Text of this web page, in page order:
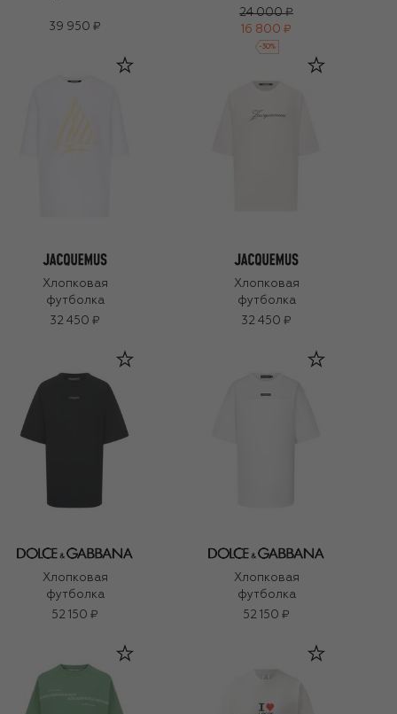
39 950 ₽
24 000 ₽
16 800 ₽
-30%
Хлопковая
футболка
32 450 ₽
Хлопковая
футболка
32 450 ₽
Хлопковая
футболка
52 150 ₽
Хлопковая
футболка
52 150 ₽